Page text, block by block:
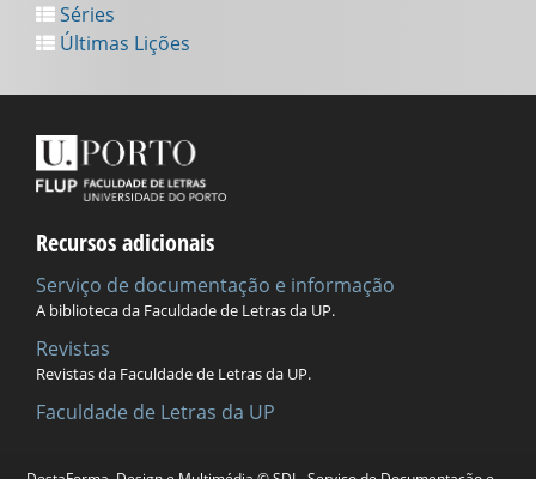
Séries
Últimas Lições
Recursos adicionais
Serviço de documentação e informação
A biblioteca da Faculdade de Letras da UP.
Revistas
Revistas da Faculdade de Letras da UP.
Faculdade de Letras da UP